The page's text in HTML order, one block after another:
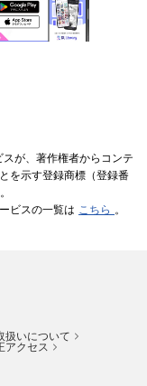
が、著作権者からコンテ
を示す登録商標（登録番
ビスの一覧は こちら 。
扱いについて
アクセス